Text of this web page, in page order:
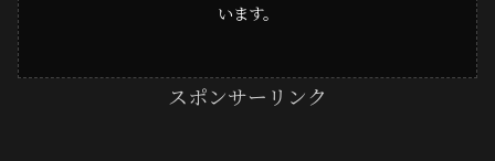
います。
スポンサーリンク